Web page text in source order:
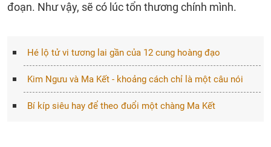
đoạn. Như vậy, sẽ có lúc tổn thương chính mình.
Hé lộ tử vi tương lai gần của 12 cung hoàng đạo
Kim Ngưu và Ma Kết - khoảng cách chỉ là một câu nói
Bí kíp siêu hay để theo đuổi một chàng Ma Kết